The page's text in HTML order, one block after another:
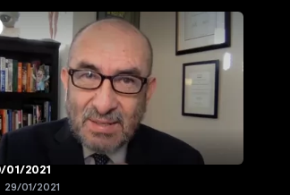
01/2021
29/01/2021